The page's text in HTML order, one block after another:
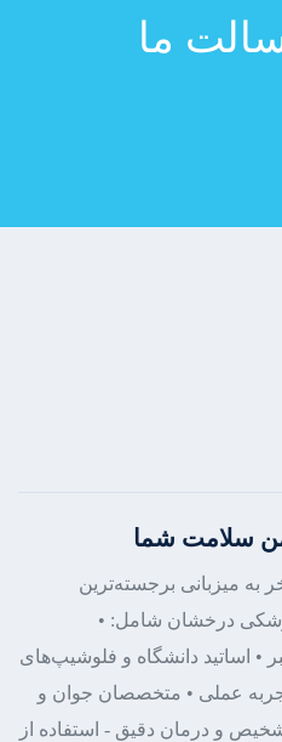
ما
سلامت شما
به میزبانی برجسته‌ترین
درخشان شامل: •
• اساتید دانشگاه و فلوشیپ‌های
عملی • متخصصان جوان و
و درمان دقیق - استفاده از